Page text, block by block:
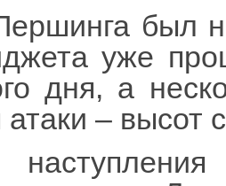
был
уже
дня, а
атаки – высот